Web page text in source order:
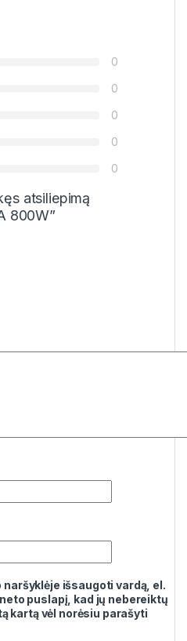
0
0
0
0
0
atsiliepimą
800W”
išsaugoti vardą, el.
puslapį, kad jų nebereiktų
kartą vėl norėsiu parašyti